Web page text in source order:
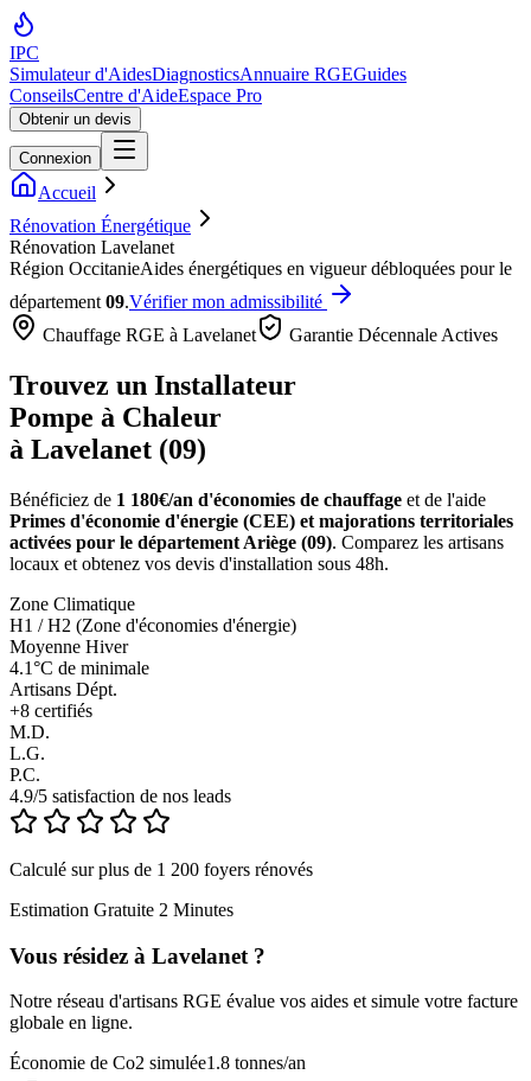
IPC
Simulateur d'AidesDiagnosticsAnnuaire RGEGuides
ConseilsCentre d'AideEspace Pro
Obtenir un devis
Connexion
Accueil
Rénovation Énergétique
Rénovation Lavelanet
Région OccitanieAides énergétiques en vigueur débloquées pour le
département 09.Vérifier mon admissibilité
Chauffage RGE à Lavelanet Garantie Décennale Actives
Trouvez un Installateur
Pompe à Chaleur
à Lavelanet (09)
Bénéficiez de 1 180€/an d'économies de chauffage et de l'aide
Primes d'économie d'énergie (CEE) et majorations territoriales
activées pour le département Ariège (09). Comparez les artisans
locaux et obtenez vos devis d'installation sous 48h.
Zone Climatique
H1 / H2 (Zone d'économies d'énergie)
Moyenne Hiver
4.1°C de minimale
Artisans Dépt.
+8 certifiés
M.D.
L.G.
P.C.
4.9/5 satisfaction de nos leads
Calculé sur plus de 1 200 foyers rénovés
Estimation Gratuite 2 Minutes
Vous résidez à Lavelanet ?
Notre réseau d'artisans RGE évalue vos aides et simule votre facture
globale en ligne.
Économie de Co2 simulée1.8 tonnes/an